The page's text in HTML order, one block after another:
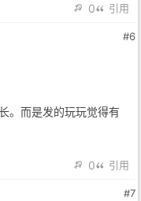
0 引用
#6
。而是发的玩玩觉得有
0 引用
#7